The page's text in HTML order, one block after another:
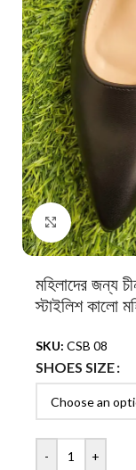
Click to
মহিলাদের জন্য
স্টাইলিশ কালো
SKU: CSB 08
SHOES SIZE
- +